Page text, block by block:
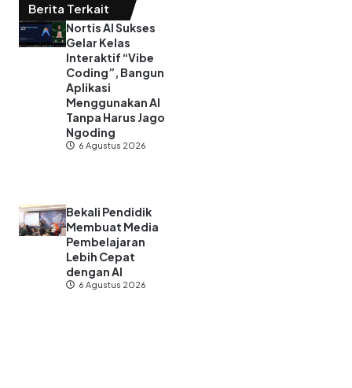
Berita Terkait
Nortis AI Sukses
Gelar Kelas
Interaktif “Vibe
Coding”, Bangun
Aplikasi
Menggunakan AI
Tanpa Harus Jago
Ngoding
6 Agustus 2026
Bekali Pendidik
Membuat Media
Pembelajaran
Lebih Cepat
dengan AI
6 Agustus 2026